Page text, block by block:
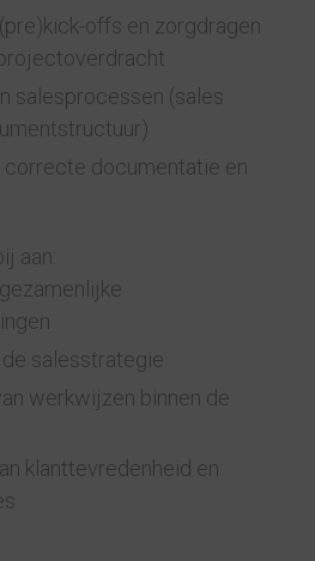
offs en zorgdragen
salesprocessen (sales
documentatie en
aan:
salesstrategie
werkwijzen binnen de
klanttevredenheid en